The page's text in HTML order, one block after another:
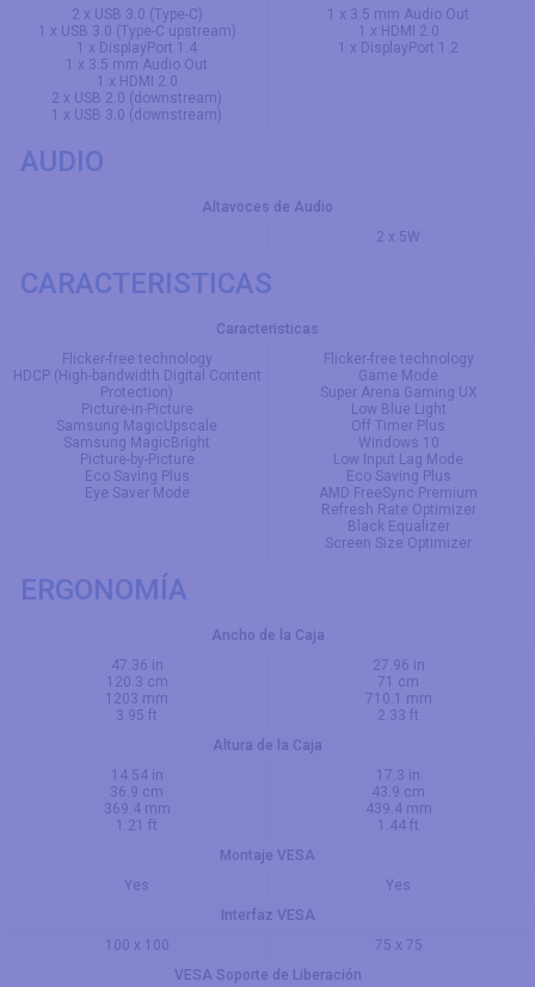
2 x USB 3.0 (Type-C)
1 x USB 3.0 (Type-C upstream)
1 x DisplayPort 1.4
1 x 3.5 mm Audio Out
1 x HDMI 2.0
2 x USB 2.0 (downstream)
1 x USB 3.0 (downstream)
1 x 3.5 mm Audio Out
1 x HDMI 2.0
1 x DisplayPort 1.2
AUDIO
Altavoces de Audio
2 x 5W
CARACTERISTICAS
Caracteristicas
Flicker-free technology
HDCP (High-bandwidth Digital Content
Protection)
Picture-in-Picture
Samsung MagicUpscale
Samsung MagicBright
Picture-by-Picture
Eco Saving Plus
Eye Saver Mode
Flicker-free technology
Game Mode
Super Arena Gaming UX
Low Blue Light
Off Timer Plus
Windows 10
Low Input Lag Mode
Eco Saving Plus
AMD FreeSync Premium
Refresh Rate Optimizer
Black Equalizer
Screen Size Optimizer
ERGONOMÍA
Ancho de la Caja
47.36 in
120.3 cm
1203 mm
3.95 ft
27.96 in
71 cm
710.1 mm
2.33 ft
Altura de la Caja
14.54 in
36.9 cm
369.4 mm
1.21 ft
17.3 in
43.9 cm
439.4 mm
1.44 ft
Montaje VESA
Yes
Yes
Interfaz VESA
100 x 100
75 x 75
VESA Soporte de Liberación